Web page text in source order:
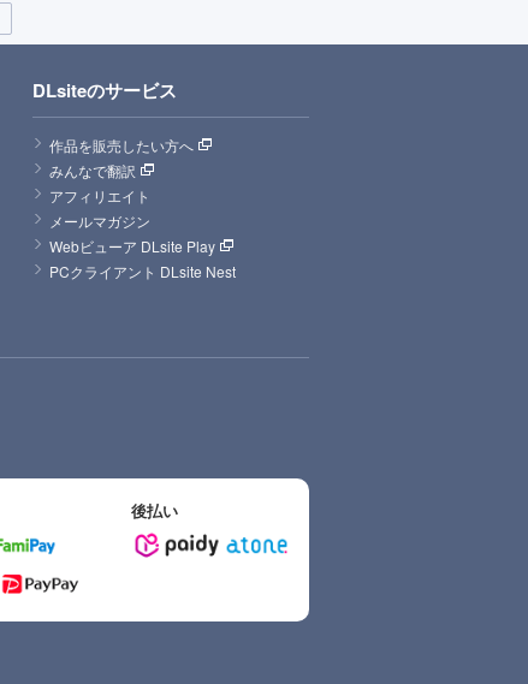
DLsiteのサービス
作品を販売したい方へ
みんなで翻訳
アフィリエイト
メールマガジン
Webビューア DLsite Play
PCクライアント DLsite Nest
後払い